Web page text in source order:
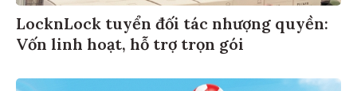
​​​​​​LocknLock tuyển đối tác nhượng quyền:
Vốn linh hoạt, hỗ trợ trọn gói